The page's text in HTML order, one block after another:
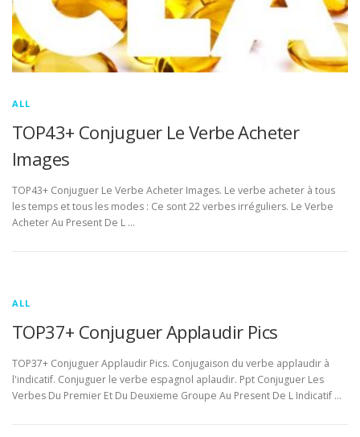
ALL
TOP43+ Conjuguer Le Verbe Acheter
Images
TOP43+ Conjuguer Le Verbe Acheter Images. Le verbe acheter à tous
les temps et tous les modes : Ce sont 22 verbes irréguliers. Le Verbe
Acheter Au Present De L …
ALL
TOP37+ Conjuguer Applaudir Pics
TOP37+ Conjuguer Applaudir Pics. Conjugaison du verbe applaudir à
l'indicatif. Conjuguer le verbe espagnol aplaudir. Ppt Conjuguer Les
Verbes Du Premier Et Du Deuxieme Groupe Au Present De L Indicatif …